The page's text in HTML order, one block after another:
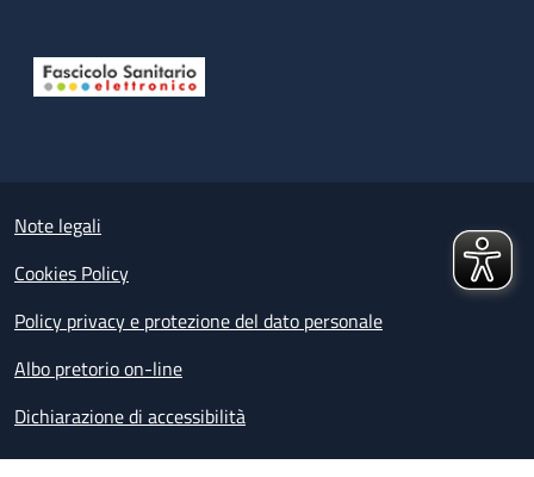
Small prints
Note legali
Cookies Policy
Policy privacy e protezione del dato personale
Albo pretorio on-line
Dichiarazione di accessibilità